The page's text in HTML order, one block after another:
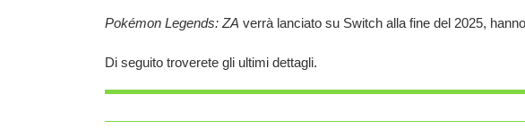
Pokémon Legends: ZA verrà lanciato su Switch alla fine del 2025,
Di seguito troverete gli ultimi dettagli.